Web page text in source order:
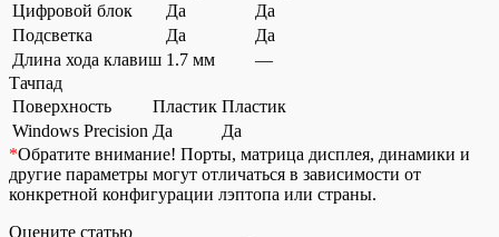
Цифровой блок
Да
Да
Подсветка
Да
Да
Длина хода клавиш 1.7 мм
—
Тачпад
Поверхность
Пластик Пластик
Windows Precision Да
Да
*Обратите внимание! Порты, матрица дисплея, динамики и
другие параметры могут отличаться в зависимости от
конкретной конфигурации лэптопа или страны.
Оцените статью